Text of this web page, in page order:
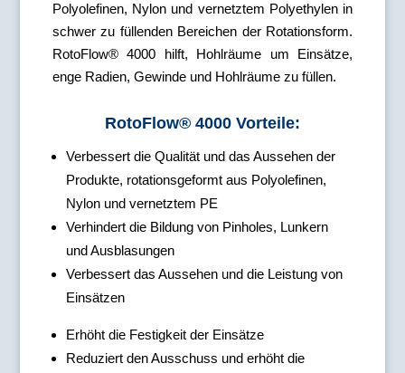
Polyolefinen, Nylon und vernetztem Polyethylen in
schwer zu füllenden Bereichen der Rotationsform.
RotoFlow® 4000 hilft, Hohlräume um Einsätze,
enge Radien, Gewinde und Hohlräume zu füllen.
RotoFlow® 4000 Vorteile:
Verbessert die Qualität und das Aussehen der
Produkte, rotationsgeformt aus Polyolefinen,
Nylon und vernetztem PE
Verhindert die Bildung von Pinholes, Lunkern
und Ausblasungen
Verbessert das Aussehen und die Leistung von
Einsätzen
Erhöht die Festigkeit der Einsätze
Reduziert den Ausschuss und erhöht die